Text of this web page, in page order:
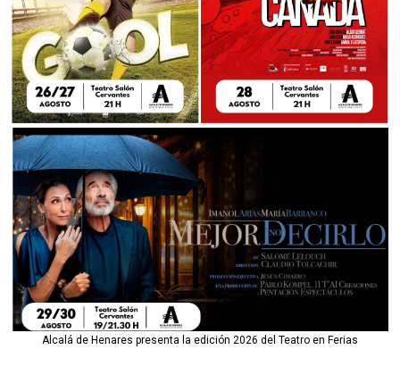
Alcalá de Henares presenta la edición 2026 del Teatro en Ferias